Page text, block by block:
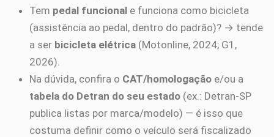
Tem pedal funcional e funciona como bicicleta
(assistência ao pedal, dentro do padrão)? → tende
a ser bicicleta elétrica (Motonline, 2024; G1,
2026).
Na dúvida, confira o CAT/homologação e/ou a
tabela do Detran do seu estado (ex.: Detran-SP
publica listas por marca/modelo) — é isso que
costuma definir como o veículo será fiscalizado